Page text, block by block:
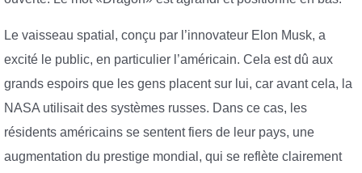
Le vaisseau spatial, conçu par l’innovateur Elon Musk, a
excité le public, en particulier l’américain. Cela est dû aux
grands espoirs que les gens placent sur lui, car avant cela, la
NASA utilisait des systèmes russes. Dans ce cas, les
résidents américains se sentent fiers de leur pays, une
augmentation du prestige mondial, qui se reflète clairement